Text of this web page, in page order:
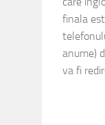
finala
anume)
va fi